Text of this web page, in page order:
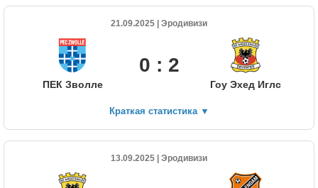
21.09.2025 | Эродивизи
ПЕК Зволле
0 : 2
Гоу Эхед Иглс
Краткая статистика ▼
13.09.2025 | Эродивизи